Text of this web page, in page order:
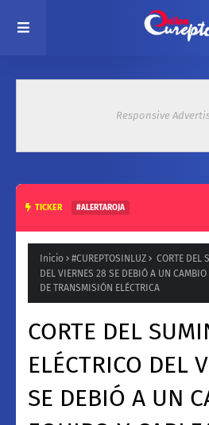
Responsive
TICKER #ALERTAROJA
Inicio #CUREPTOSINLUZ
CORTE DEL
DEL VIERNES 28 SE DEBIÓ A UN
DE TRANSMISIÓN ELÉCTRICA
CORTE DEL
ELÉCTRICO DEL
SE DEBIÓ A UN